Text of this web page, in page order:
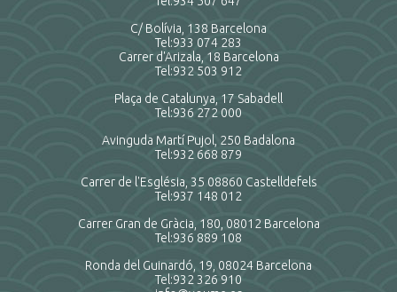
C/ Bolívia, 138 Barcelona
Tel:933 074 283
Carrer d'Arizala, 18 Barcelona
Tel:932 503 912
Plaça de Catalunya, 17 Sabadell
Tel:936 272 000
Avinguda Martí Pujol, 250 Badalona
Tel:932 668 879
Carrer de l'Església, 35 08860 Castelldefels
Tel:937 148 012
Carrer Gran de Gràcia, 180, 08012 Barcelona
Tel:936 889 108
Ronda del Guinardó, 19, 08024 Barcelona
Tel:932 326 910